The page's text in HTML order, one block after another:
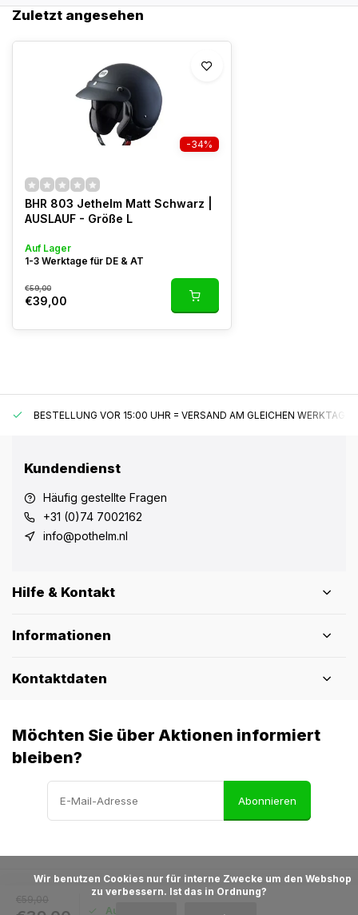
€59,00
Auf Lager
Zuletzt angesehen
-34%
BHR 803 Jethelm Matt Schwarz |
AUSLAUF - Größe L
Auf Lager
1-3 Werktage für DE & AT
€59,00
€39,00
BESTELLUNG VOR 15:00 UHR = VERSAND AM GLEICHEN WERKTAG*
Kundendienst
Häufig gestellte Fragen
+31 (0)74 7002162
info@pothelm.nl
Hilfe & Kontakt
Informationen
Kontaktdaten
Möchten Sie über Aktionen informiert
bleiben?
Abonnieren
Webdinge
zu verbessern. Ist das in Ordnung?